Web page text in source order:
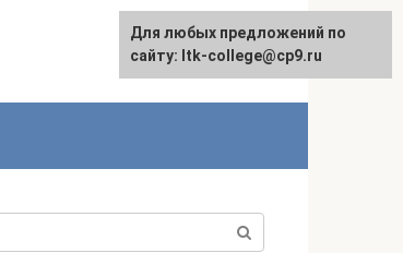
Для любых предложений по
сайту: ltk-college@cp9.ru